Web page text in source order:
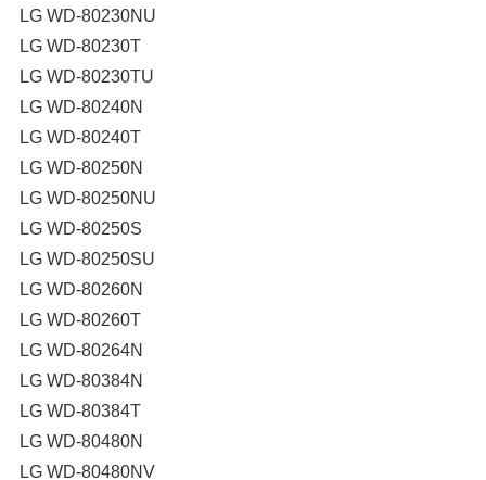
LG WD-80230NU
LG WD-80230T
LG WD-80230TU
LG WD-80240N
LG WD-80240T
LG WD-80250N
LG WD-80250NU
LG WD-80250S
LG WD-80250SU
LG WD-80260N
LG WD-80260T
LG WD-80264N
LG WD-80384N
LG WD-80384T
LG WD-80480N
LG WD-80480NV